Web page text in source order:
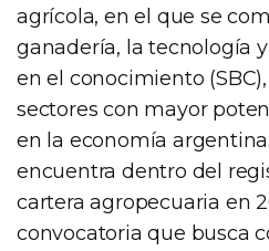
agrícola, en el que se
ganadería, la tecnología
en el conocimiento
sectores con mayor
en la economía
encuentra dentro del
cartera agropecuaria en
convocatoria que busca